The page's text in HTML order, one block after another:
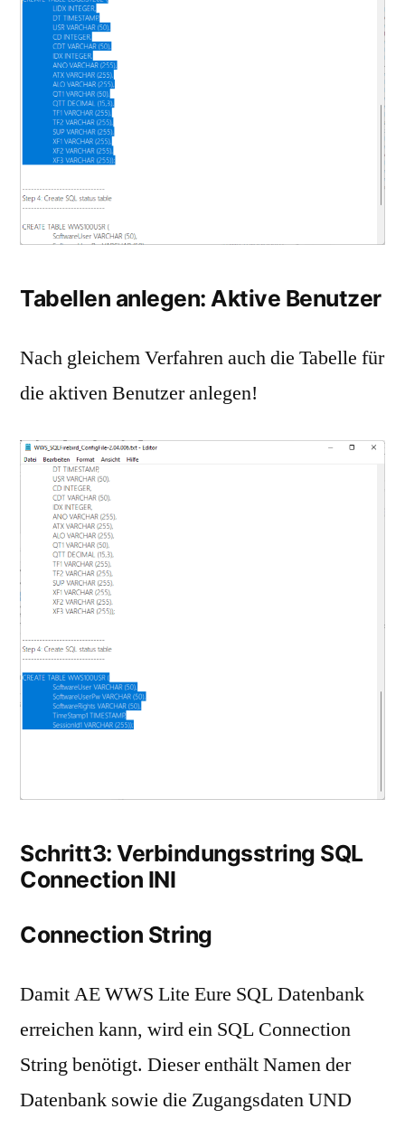
Tabellen anlegen: Aktive Benutzer
Nach gleichem Verfahren auch die Tabelle für
die aktiven Benutzer anlegen!
Schritt3: Verbindungsstring SQL
Connection INI
Connection String
Damit AE WWS Lite Eure SQL Datenbank
erreichen kann, wird ein SQL Connection
String benötigt. Dieser enthält Namen der
Datenbank sowie die Zugangsdaten UND